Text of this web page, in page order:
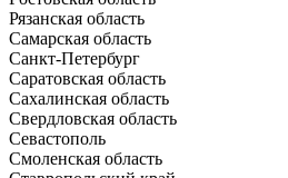
Рязанская область
Самарская область
Санкт-Петербург
Саратовская область
Сахалинская область
Свердловская область
Севастополь
Смоленская область